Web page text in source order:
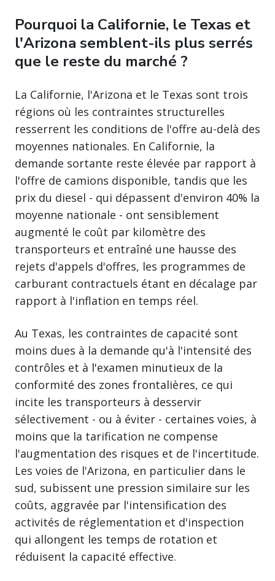
Pourquoi la Californie, le Texas et
l'Arizona semblent-ils plus serrés
que le reste du marché ?
La Californie, l'Arizona et le Texas sont trois
régions où les contraintes structurelles
resserrent les conditions de l'offre au-delà des
moyennes nationales. En Californie, la
demande sortante reste élevée par rapport à
l'offre de camions disponible, tandis que les
prix du diesel - qui dépassent d'environ 40% la
moyenne nationale - ont sensiblement
augmenté le coût par kilomètre des
transporteurs et entraîné une hausse des
rejets d'appels d'offres, les programmes de
carburant contractuels étant en décalage par
rapport à l'inflation en temps réel.
Au Texas, les contraintes de capacité sont
moins dues à la demande qu'à l'intensité des
contrôles et à l'examen minutieux de la
conformité des zones frontalières, ce qui
incite les transporteurs à desservir
sélectivement - ou à éviter - certaines voies, à
moins que la tarification ne compense
l'augmentation des risques et de l'incertitude.
Les voies de l'Arizona, en particulier dans le
sud, subissent une pression similaire sur les
coûts, aggravée par l'intensification des
activités de réglementation et d'inspection
qui allongent les temps de rotation et
réduisent la capacité effective.